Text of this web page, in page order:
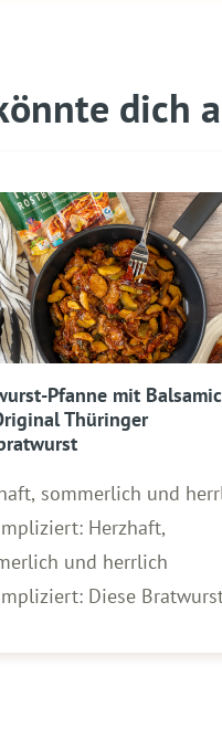
dich
Pfanne mit
Thüringer
sommerlich und
Herzhaft,
und herrlich
Diese